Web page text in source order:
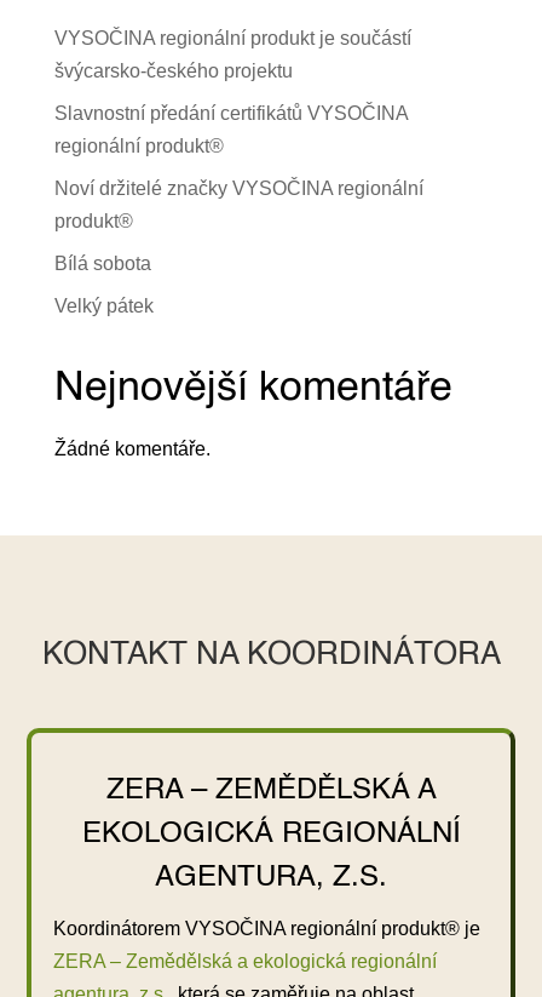
VYSOČINA regionální produkt je součástí
švýcarsko-českého projektu
Slavnostní předání certifikátů VYSOČINA
regionální produkt®
Noví držitelé značky VYSOČINA regionální
produkt®
Bílá sobota
Velký pátek
Nejnovější komentáře
Žádné komentáře.
KONTAKT NA KOORDINÁTORA
ZERA – ZEMĚDĚLSKÁ A
EKOLOGICKÁ REGIONÁLNÍ
AGENTURA, Z.S.
Koordinátorem VYSOČINA regionální produkt® je
ZERA – Zemědělská a ekologická regionální